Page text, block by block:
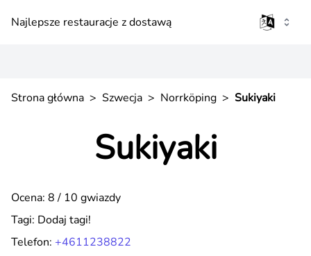
Najlepsze restauracje z dostawą
Strona główna > Szwecja > Norrköping > Sukiyaki
Sukiyaki
Ocena: 8 / 10 gwiazdy
Tagi: Dodaj tagi!
Telefon: +4611238822